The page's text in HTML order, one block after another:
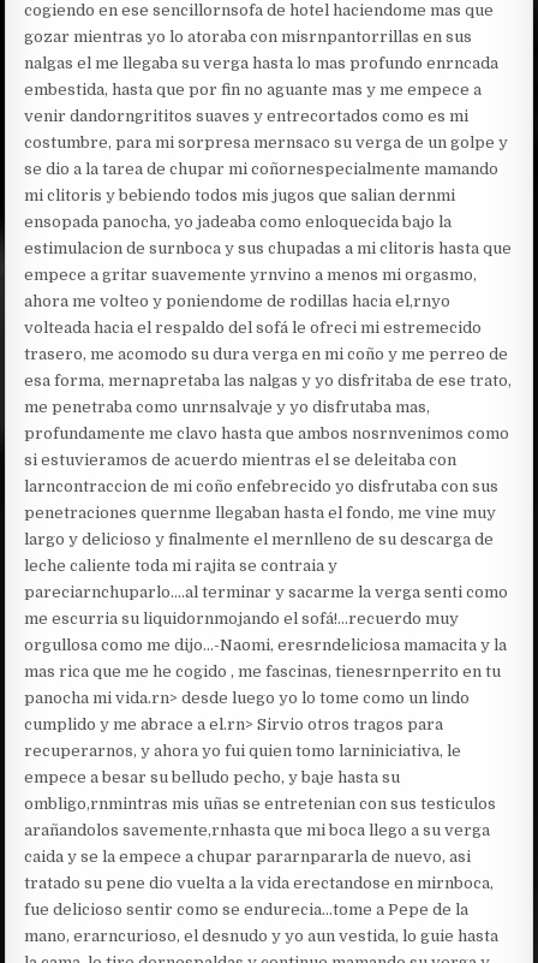
cogiendo en ese sencillornsofa de hotel haciendome mas que
gozar mientras yo lo atoraba con misrnpantorrillas en sus
nalgas el me llegaba su verga hasta lo mas profundo enrncada
embestida, hasta que por fin no aguante mas y me empece a
venir dandorngrititos suaves y entrecortados como es mi
costumbre, para mi sorpresa mernsaco su verga de un golpe y
se dio a la tarea de chupar mi coñornespecialmente mamando
mi clitoris y bebiendo todos mis jugos que salian dernmi
ensopada panocha, yo jadeaba como enloquecida bajo la
estimulacion de surnboca y sus chupadas a mi clitoris hasta que
empece a gritar suavemente yrnvino a menos mi orgasmo,
ahora me volteo y poniendome de rodillas hacia el,rnyo
volteada hacia el respaldo del sofá le ofreci mi estremecido
trasero, me acomodo su dura verga en mi coño y me perreo de
esa forma, mernapretaba las nalgas y yo disfritaba de ese trato,
me penetraba como unrnsalvaje y yo disfrutaba mas,
profundamente me clavo hasta que ambos nosrnvenimos como
si estuvieramos de acuerdo mientras el se deleitaba con
larncontraccion de mi coño enfebrecido yo disfrutaba con sus
penetraciones quernme llegaban hasta el fondo, me vine muy
largo y delicioso y finalmente el mernlleno de su descarga de
leche caliente toda mi rajita se contraia y
pareciarnchuparlo….al terminar y sacarme la verga senti como
me escurria su liquidornmojando el sofá!…recuerdo muy
orgullosa como me dijo…-Naomi, eresrndeliciosa mamacita y la
mas rica que me he cogido , me fascinas, tienesrnperrito en tu
panocha mi vida.rn> desde luego yo lo tome como un lindo
cumplido y me abrace a el.rn> Sirvio otros tragos para
recuperarnos, y ahora yo fui quien tomo larniniciativa, le
empece a besar su belludo pecho, y baje hasta su
ombligo,rnmintras mis uñas se entretenian con sus testiculos
arañandolos savemente,rnhasta que mi boca llego a su verga
caida y se la empece a chupar pararnpararla de nuevo, asi
tratado su pene dio vuelta a la vida erectandose en mirnboca,
fue delicioso sentir como se endurecia…tome a Pepe de la
mano, erarncurioso, el desnudo y yo aun vestida, lo guie hasta